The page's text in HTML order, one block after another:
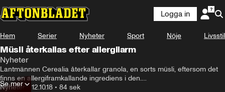
Logga in
Hem Serier Nyheter Sport Nöje Livsstil
Müsli återkallas efter allergilarm
Nyheter
Lantmännen Cerealia återkallar granola, en sorts müsli, eftersom det
finns en allergiframkallande ingrediens i den.
Återkallandet gäller Axa Simply Great Granola, Blueberry, Date &
Nyheter• 12.10.18 • 84 sek
Se mer